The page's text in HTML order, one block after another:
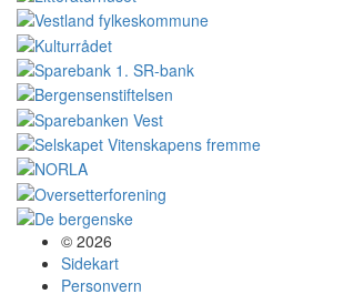
© 2026
Sidekart
Personvern